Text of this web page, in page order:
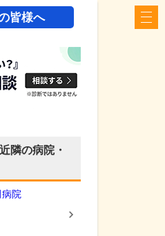
皆様へ
近隣の病院・
病院